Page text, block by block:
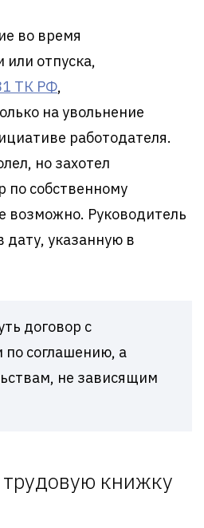
во время
или отпуска,
ТК РФ,
на увольнение
работодателя.
но захотел
по собственному
возможно. Руководитель
дату, указанную в
договор с
по соглашению, а
не зависящим
книжку